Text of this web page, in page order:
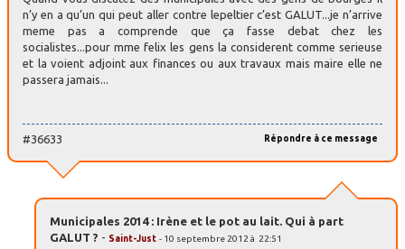
n’y en a qu’un qui peut aller contre lepeltier c’est GALUT...je n’arrive
meme pas a comprende que ça fasse debat chez les
socialistes...pour mme felix les gens la considerent comme serieuse
et la voient adjoint aux finances ou aux travaux mais maire elle ne
passera jamais...
Répondre à ce message
#36633
Municipales 2014 : Irène et le pot au lait. Qui à part
GALUT ? - Saint-Just - 10 septembre 2012 à 22:51